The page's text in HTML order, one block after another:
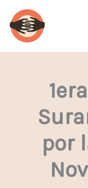
contenido
por